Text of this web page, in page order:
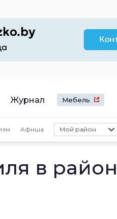
Журнал Мебель
Афиша Мой район
в